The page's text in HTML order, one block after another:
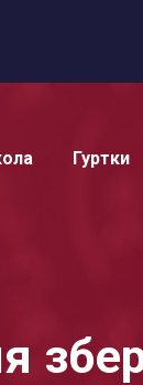
Гуртки